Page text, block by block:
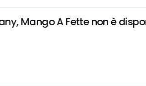
Mango A Fette non è